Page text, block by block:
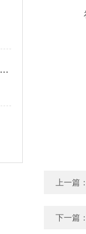
食品安全快速测量仪广泛应用于农贸市场
上一篇
下一篇